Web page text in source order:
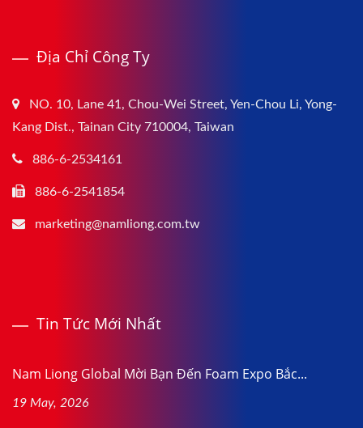
Địa Chỉ Công Ty
NO. 10, Lane 41, Chou-Wei Street, Yen-Chou Li, Yong-
Kang Dist., Tainan City 710004, Taiwan
886-6-2534161
886-6-2541854
marketing@namliong.com.tw
Tin Tức Mới Nhất
Nam Liong Global Mời Bạn Đến Foam Expo Bắc...
19 May, 2026